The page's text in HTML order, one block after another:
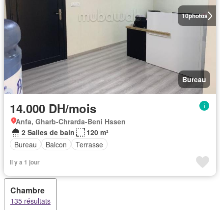
10photos
Bureau
14.000 DH/mois
Anfa, Gharb-Chrarda-Beni Hssen
2 Salles de bain
120 m²
Bureau
Balcon Terrasse
Il y a 1 jour
Chambre
135 résultats